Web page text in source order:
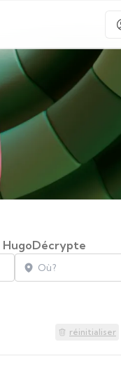
HugoDécrypte
Localisation
réinitialiser